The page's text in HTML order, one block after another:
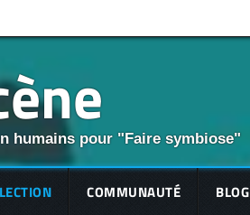
humains pour "Faire symbiose"
COMMUNAUTÉ BLOG